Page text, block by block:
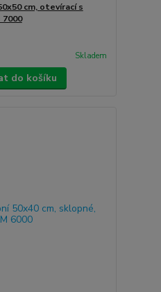
cm, otevírací s
7000
Skladem
do košíku